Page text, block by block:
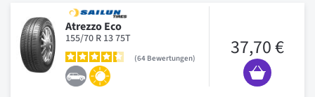
Atrezzo Eco
155/70 R 13 75T
64 Bewertungen 37,70 €